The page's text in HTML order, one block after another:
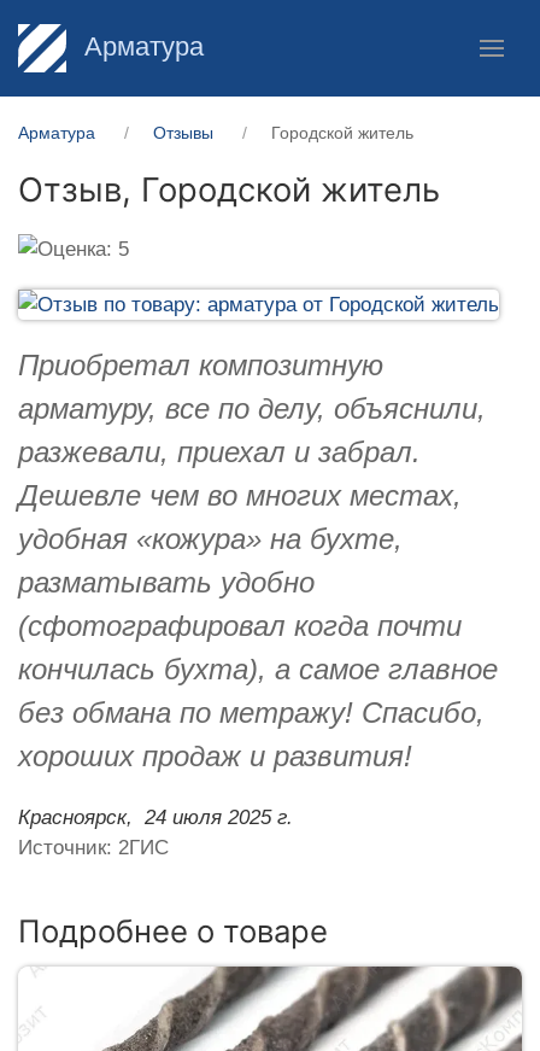
Арматура
Арматура Отзывы Городской житель
Отзыв, Городской житель
Приобретал композитную
арматуру, все по делу, объяснили,
разжевали, приехал и забрал.
Дешевле чем во многих местах,
удобная «кожура» на бухте,
разматывать удобно
(сфотографировал когда почти
кончилась бухта), а самое главное
без обмана по метражу! Спасибо,
хороших продаж и развития!
Красноярск,
24 июля 2025 г.
Источник: 2ГИС
Подробнее о товаре